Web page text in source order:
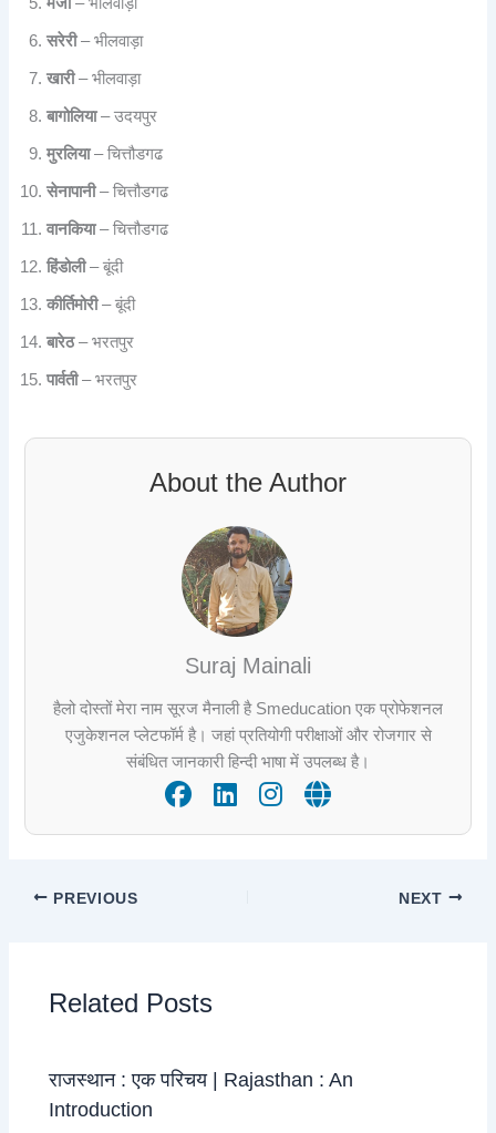
मेजा– भीलवाड़ा
सरेरी– भीलवाड़ा
खारी– भीलवाड़ा
बागोलिया– उदयपुर
मुरलिया– चित्तौडगढ
सेनापानी– चित्तौडगढ
वानकिया– चित्तौडगढ
हिंडोली– बूंदी
कीर्तिमोरी– बूंदी
बारेठ– भरतपुर
पार्वती– भरतपुर
About the Author
Suraj Mainali
हैलो दोस्तों मेरा नाम सूरज मैनाली है Smeducation एक प्रोफेशनल
एजुकेशनल प्लेटफॉर्म है। जहां प्रतियोगी परीक्षाओं और रोजगार से
संबंधित जानकारी हिन्दी भाषा में उपलब्ध है।
PREVIOUS NEXT
Related Posts
राजस्थान : एक परिचय | Rajasthan : An
Introduction